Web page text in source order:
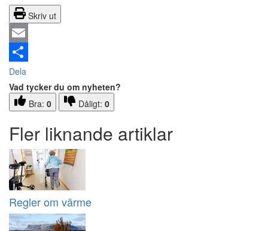
Skriv ut
Email
Dela
Vad tycker du om nyheten?
Bra: 0 Dåligt: 0
Fler liknande artiklar
Regler om värme